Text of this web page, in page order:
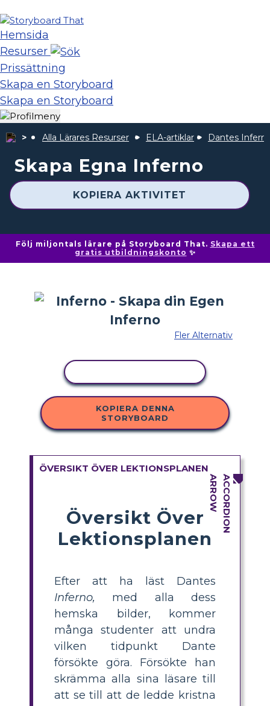
Hemsida
Resurser
Prissättning
Skapa en Storyboard
Skapa en Storyboard
Alla Lärares Resurser ELA-artiklar Dantes
Skapa Egna Inferno
KOPIERA AKTIVITET
Följ miljontals lärare på Storyboard That. Skapa ett
gratis utbildningskonto ✨
Fler Alternativ
KOPIERA DENNA
STORYBOARD
ÖVERSIKT ÖVER LEKTIONSPLANEN
Översikt Över
Lektionsplanen
Efter att ha läst Dantes
Inferno, med alla dess
hemska bilder, kommer
många studenter att undra
vilken tidpunkt Dante
försökte göra. Försökte han
skrämma alla sina läsare till
att se till att de ledde kristna